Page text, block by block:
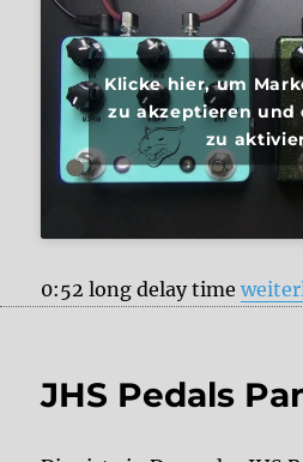
Klicke hier, um
zu akzeptieren und
zu
0:52 long delay time„JHS
JHS Pedals